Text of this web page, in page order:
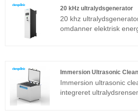
20 kHz ultralydsgenerator
20 khz
omdanner elektrisk
booster,
sonotrode separat som
Immersion Ultrasonic
Immersion ultrasonic
integreret